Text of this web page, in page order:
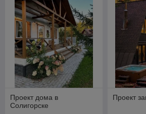
Проект дома в
Солигорске
Проект